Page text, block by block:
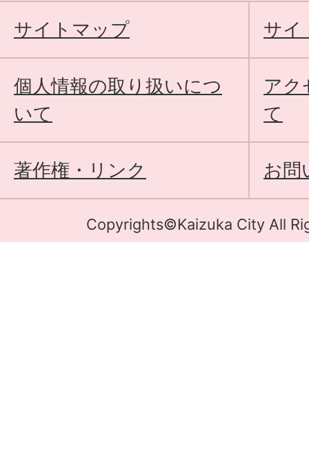
サイトマップ サイ
個人情報の取り扱いにつ
いて
アク
て
著作権・リンク お問
Copyrights©Kaizuka City All